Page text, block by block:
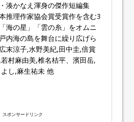
湊かなえ渾身の傑作短編集
推理作家協会賞受賞作を含む3
海の星」「雲の糸」をオムニ
内海の島を舞台に繰り広げら
末涼子,水野美紀,田中圭,倍賞
村麻由美,椎名桔平、濱田岳,
し,麻生祐未 他
スポンサードリンク